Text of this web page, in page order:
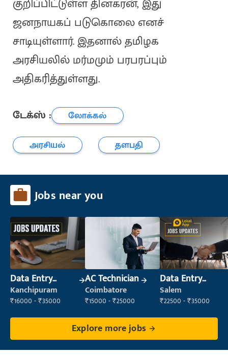
குறிப்பிட்டுள்ள தினகரன், இது
ஜனநாயகப் படுகொலை எனச்
சாடியுள்ளார். இதனால் தமிழக
அரசியலில் மர்மமும் பரபரப்பும்
அதிகரித்துள்ளது.
டேக்ஸ் :
லோக்கல்
அரசியல்
தளபதி
Jobs near you
Data Entry
Operator
Kanchipuram
₹16000 - ₹35000
AC Technician
Coimbatore
₹15000 - ₹25000
Data Entry
Operator
Salem
₹22500 - ₹35000
Explore more jobs